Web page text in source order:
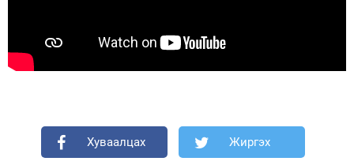
Хуваалцах Жиргэх